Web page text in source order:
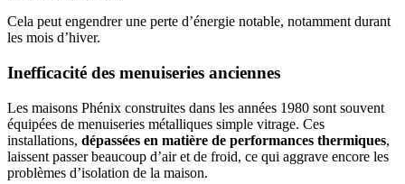
Cela peut engendrer une perte d’énergie notable, notamment durant
les mois d’hiver.
Inefficacité des menuiseries anciennes
Les maisons Phénix construites dans les années 1980 sont souvent
équipées de menuiseries métalliques simple vitrage. Ces
installations, dépassées en matière de performances thermiques,
laissent passer beaucoup d’air et de froid, ce qui aggrave encore les
problèmes d’isolation de la maison.